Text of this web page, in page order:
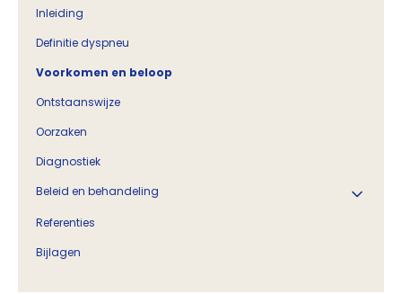
Inleiding
Definitie dyspneu
Voorkomen en beloop
Ontstaanswijze
Oorzaken
Diagnostiek
Beleid en behandeling
Referenties
Bijlagen